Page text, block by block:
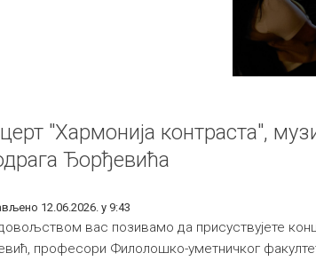
"Хармонија контраста",
Ђорђевића
12.06.2026. у 9:43
вас позивамо да присуствујете
професори Филолошко-уметничког